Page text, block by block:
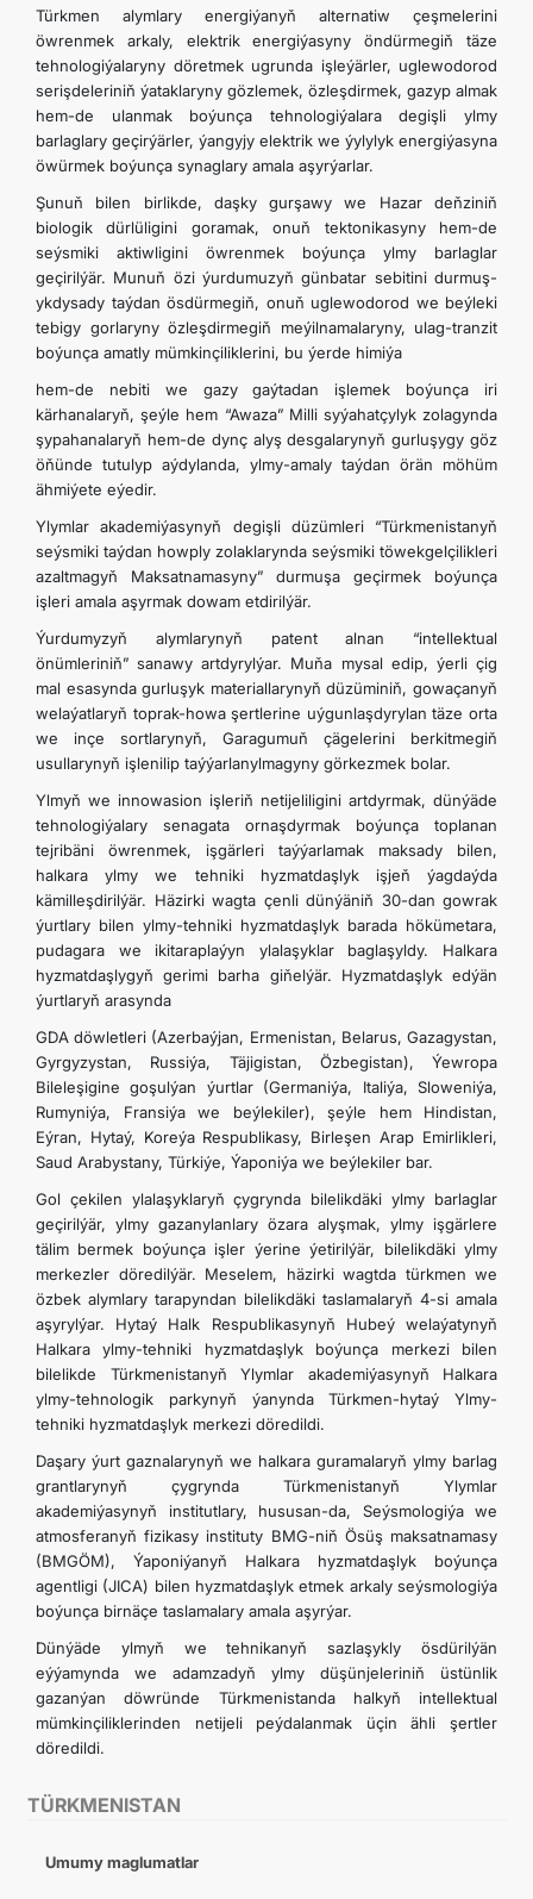
TÜRKMENISTAN
Umumy maglumatlar
Türkmen alymlary energiýanyň alternatiw çeşmelerini
öwrenmek arkaly, elektrik energiýasyny öndürmegiň täze
tehnologiýalaryny döretmek ugrunda işleýärler, uglewodorod
serişdeleriniň ýataklaryny gözlemek, özleşdirmek, gazyp almak
hem-de ulanmak boýunça tehnologiýalara degişli ylmy
barlaglary geçirýärler, ýangyjy elektrik we ýylylyk energiýasyna
öwürmek boýunça synaglary amala aşyrýarlar.
Şunuň bilen birlikde, daşky gurşawy we Hazar deňziniň
biologik dürlüligini goramak, onuň tektonikasyny hem-de
seýsmiki aktiwligini öwrenmek boýunça ylmy barlaglar
geçirilýär. Munuň özi ýurdumuzyň günbatar sebitini durmuş-
ykdysady taýdan ösdürmegiň, onuň uglewodorod we beýleki
tebigy gorlaryny özleşdirmegiň meýilnamalaryny, ulag-tranzit
boýunça amatly mümkinçiliklerini, bu ýerde himiýa
hem-de nebiti we gazy gaýtadan işlemek boýunça iri
kärhanalaryň, şeýle hem “Awaza” Milli syýahatçylyk zolagynda
şypahanalaryň hem-de dynç alyş desgalarynyň gurluşygy göz
öňünde tutulyp aýdylanda, ylmy-amaly taýdan örän möhüm
ähmiýete eýedir.
Ylymlar akademiýasynyň degişli düzümleri “Türkmenistanyň
seýsmiki taýdan howply zolaklarynda seýsmiki töwekgelçilikleri
azaltmagyň Maksatnamasyny” durmuşa geçirmek boýunça
işleri amala aşyrmak dowam etdirilýär.
Ýurdumyzyň alymlarynyň patent alnan “intellektual
önümleriniň” sanawy artdyrylýar. Muňa mysal edip, ýerli çig
mal esasynda gurluşyk materiallarynyň düzüminiň, gowaçanyň
welaýatlaryň toprak-howa şertlerine uýgunlaşdyrylan täze orta
we inçe sortlarynyň, Garagumuň çägelerini berkitmegiň
usullarynyň işlenilip taýýarlanylmagyny görkezmek bolar.
Ylmyň we innowasion işleriň netijeliligini artdyrmak, dünýäde
tehnologiýalary senagata ornaşdyrmak boýunça toplanan
tejribäni öwrenmek, işgärleri taýýarlamak maksady bilen,
halkara ylmy we tehniki hyzmatdaşlyk işjeň ýagdaýda
kämilleşdirilýär. Häzirki wagta çenli dünýäniň 30-dan gowrak
ýurtlary bilen ylmy-tehniki hyzmatdaşlyk barada hökümetara,
pudagara we ikitaraplaýyn ylalaşyklar baglaşyldy. Halkara
hyzmatdaşlygyň gerimi barha giňelýär. Hyzmatdaşlyk edýän
ýurtlaryň arasynda
GDA döwletleri (Azerbaýjan, Ermenistan, Belarus, Gazagystan,
Gyrgyzystan, Russiýa, Täjigistan, Özbegistan), Ýewropa
Bileleşigine goşulýan ýurtlar (Germaniýa, Italiýa, Sloweniýa,
Rumyniýa, Fransiýa we beýlekiler), şeýle hem Hindistan,
Eýran, Hytaý, Koreýa Respublikasy, Birleşen Arap Emirlikleri,
Saud Arabystany, Türkiýe, Ýaponiýa we beýlekiler bar.
Gol çekilen ylalaşyklaryň çygrynda bilelikdäki ylmy barlaglar
geçirilýär, ylmy gazanylanlary özara alyşmak, ylmy işgärlere
tälim bermek boýunça işler ýerine ýetirilýär, bilelikdäki ylmy
merkezler döredilýär. Meselem, häzirki wagtda türkmen we
özbek alymlary tarapyndan bilelikdäki taslamalaryň 4-si amala
aşyrylýar. Hytaý Halk Respublikasynyň Hubeý welaýatynyň
Halkara ylmy-tehniki hyzmatdaşlyk boýunça merkezi bilen
bilelikde Türkmenistanyň Ylymlar akademiýasynyň Halkara
ylmy-tehnologik parkynyň ýanynda Türkmen-hytaý Ylmy-
tehniki hyzmatdaşlyk merkezi döredildi.
Daşary ýurt gaznalarynyň we halkara guramalaryň ylmy barlag
grantlarynyň çygrynda Türkmenistanyň Ylymlar
akademiýasynyň institutlary, hususan-da, Seýsmologiýa we
atmosferanyň fizikasy instituty BMG-niň Ösüş maksatnamasy
(BMGÖM), Ýaponiýanyň Halkara hyzmatdaşlyk boýunça
agentligi (JICA) bilen hyzmatdaşlyk etmek arkaly seýsmologiýa
boýunça birnäçe taslamalary amala aşyrýar.
Dünýäde ylmyň we tehnikanyň sazlaşykly ösdürilýän
eýýamynda we adamzadyň ylmy düşünjeleriniň üstünlik
gazanýan döwründe Türkmenistanda halkyň intellektual
mümkinçiliklerinden netijeli peýdalanmak üçin ähli şertler
döredildi.